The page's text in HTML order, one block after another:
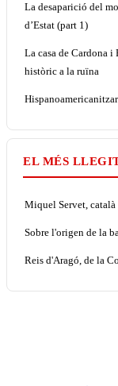
La desaparició del
d’Estat (part 1)
La casa de Cardona
històric a la ruïna
EL MÉS
Miquel Servet,
Sobre l'origen de la
Reis d'Aragó, de la